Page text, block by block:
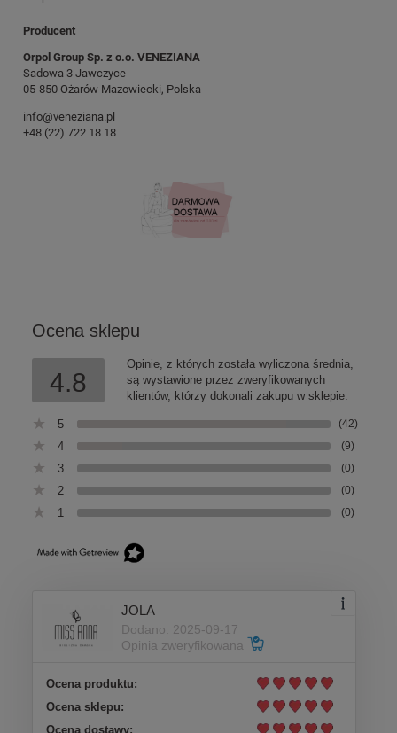
Producent
Orpol Group Sp. z o.o. VENEZIANA
Sadowa 3 Jawczyce
05-850 Ożarów Mazowiecki, Polska
info@veneziana.pl
+48 (22) 722 18 18
Ocena sklepu
4.8
Opinie, z których została wyliczona średnia,
są wystawione przez zweryfikowanych
klientów, którzy dokonali zakupu w sklepie.
5 (42)
4 (9)
3 (0)
2 (0)
1 (0)
JOLA
Dodano: 2025-09-17
Opinia zweryfikowana
Ocena produktu:
Ocena sklepu:
Ocena dostawy: